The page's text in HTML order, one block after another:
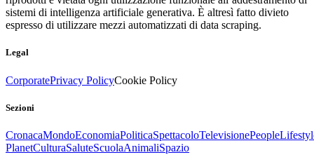
sistemi di intelligenza artificiale generativa. È altresì fatto divieto
espresso di utilizzare mezzi automatizzati di data scraping.
Legal
CorporatePrivacy PolicyCookie Policy
Sezioni
CronacaMondoEconomiaPoliticaSpettacoloTelevisionePeople
PlanetCulturaSaluteScuolaAnimaliSpazio